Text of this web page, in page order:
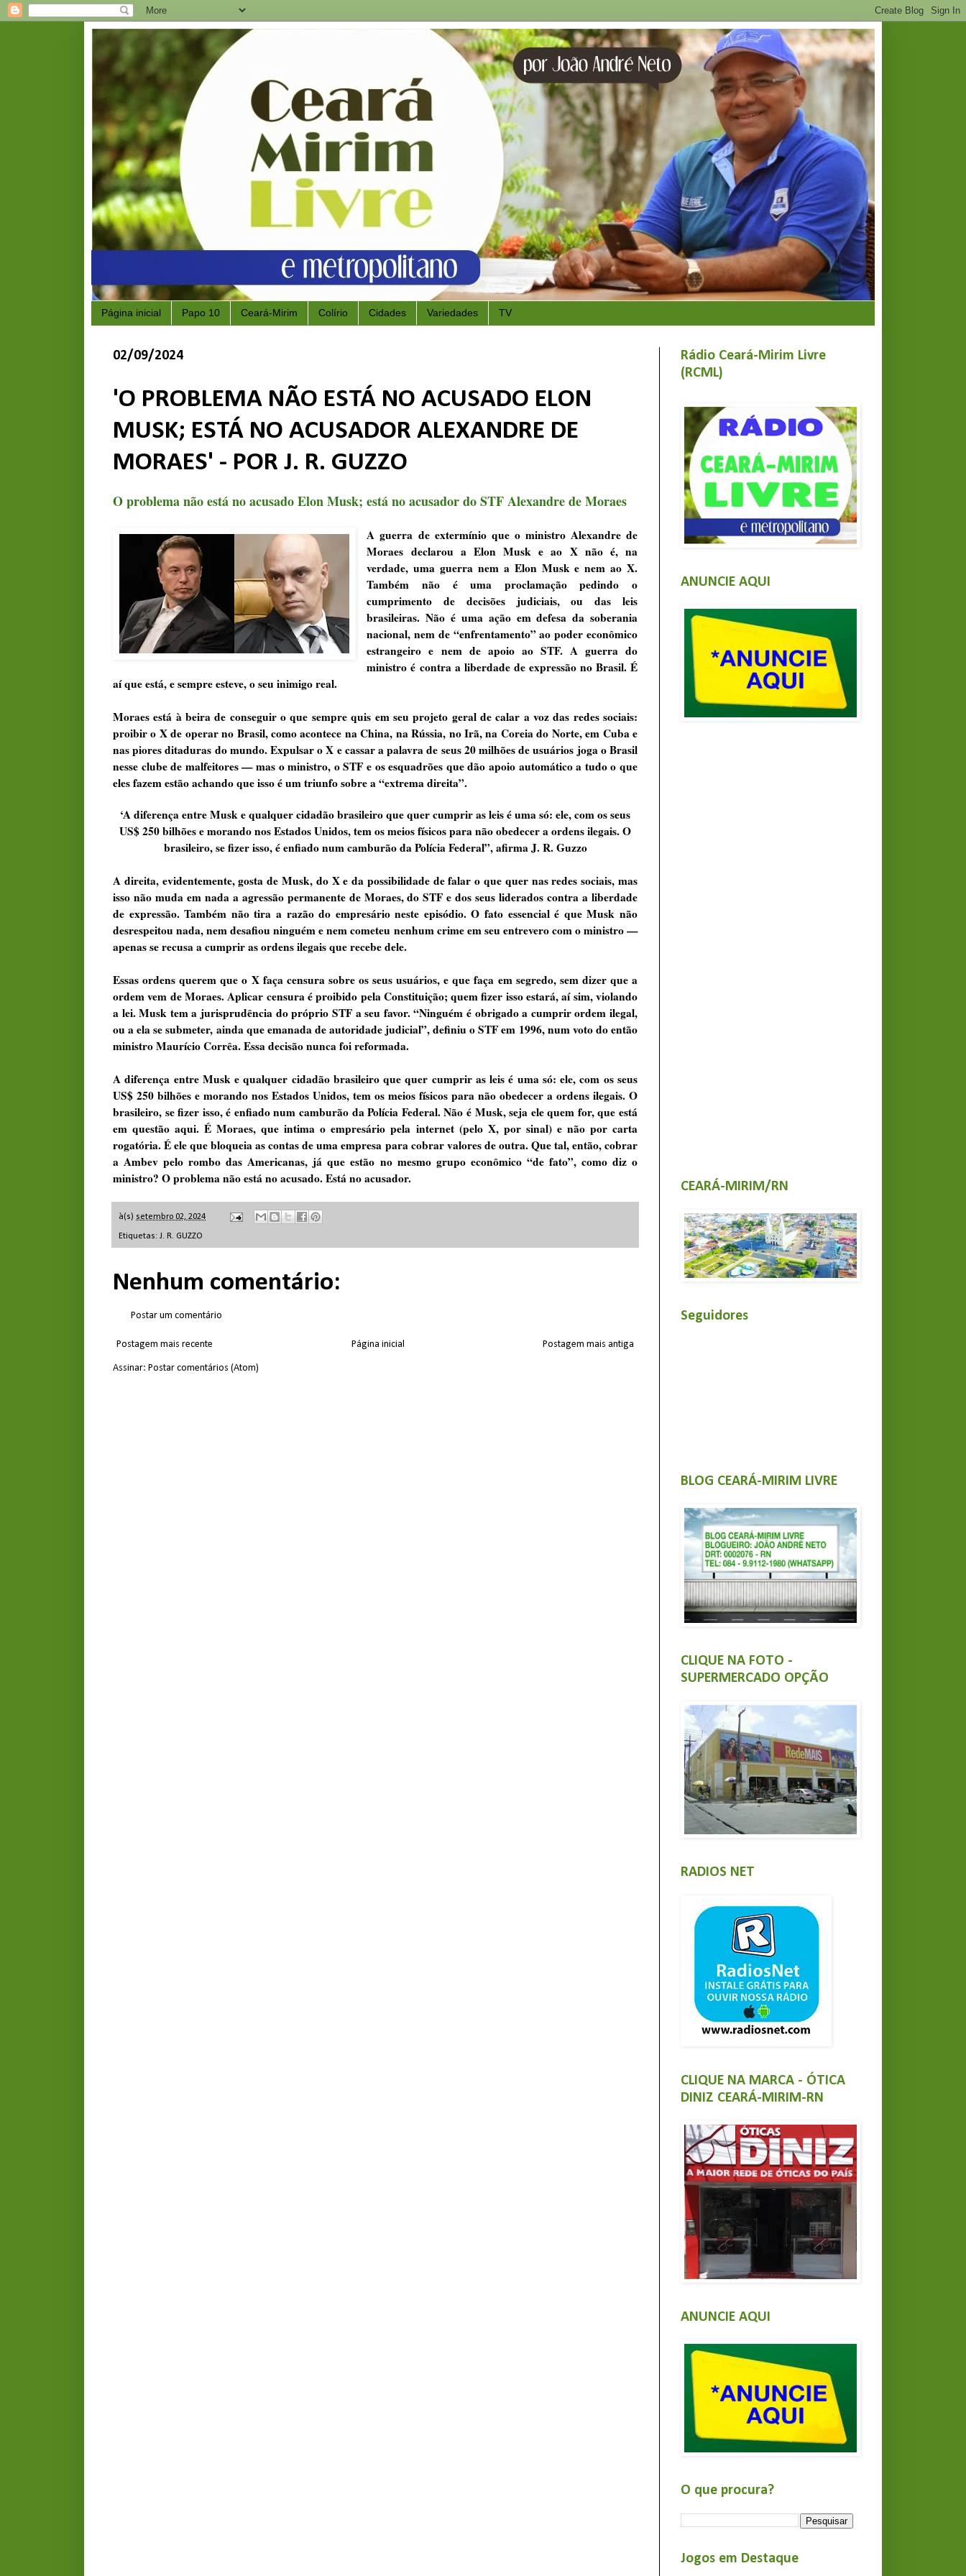
Página inicial Papo 10 Ceará-Mirim Colírio Cidades Variedades TV
02/09/2024
'O PROBLEMA NÃO ESTÁ NO ACUSADO ELON
MUSK; ESTÁ NO ACUSADOR ALEXANDRE DE
MORAES' - POR J. R. GUZZO
O problema não está no acusado Elon Musk; está no acusador do STF Alexandre de Moraes
A guerra de extermínio que o ministro Alexandre de
Moraes declarou a Elon Musk e ao X não é, na
verdade, uma guerra nem a Elon Musk e nem ao X.
Também não é uma proclamação pedindo o
cumprimento de decisões judiciais, ou das leis
brasileiras. Não é uma ação em defesa da soberania
nacional, nem de “enfrentamento” ao poder econômico
estrangeiro e nem de apoio ao STF. A guerra do
ministro é contra a liberdade de expressão no Brasil. É
aí que está, e sempre esteve, o seu inimigo real.
Moraes está à beira de conseguir o que sempre quis em seu projeto geral de calar a voz das redes sociais:
proibir o X de operar no Brasil, como acontece na China, na Rússia, no Irã, na Coreia do Norte, em Cuba e
nas piores ditaduras do mundo. Expulsar o X e cassar a palavra de seus 20 milhões de usuários joga o Brasil
nesse clube de malfeitores — mas o ministro, o STF e os esquadrões que dão apoio automático a tudo o que
eles fazem estão achando que isso é um triunfo sobre a “extrema direita”.
‘A diferença entre Musk e qualquer cidadão brasileiro que quer cumprir as leis é uma só: ele, com os seus
US$ 250 bilhões e morando nos Estados Unidos, tem os meios físicos para não obedecer a ordens ilegais. O
brasileiro, se fizer isso, é enfiado num camburão da Polícia Federal”, afirma J. R. Guzzo
A direita, evidentemente, gosta de Musk, do X e da possibilidade de falar o que quer nas redes sociais, mas
isso não muda em nada a agressão permanente de Moraes, do STF e dos seus liderados contra a liberdade
de expressão. Também não tira a razão do empresário neste episódio. O fato essencial é que Musk não
desrespeitou nada, nem desafiou ninguém e nem cometeu nenhum crime em seu entrevero com o ministro —
apenas se recusa a cumprir as ordens ilegais que recebe dele.
Essas ordens querem que o X faça censura sobre os seus usuários, e que faça em segredo, sem dizer que a
ordem vem de Moraes. Aplicar censura é proibido pela Constituição; quem fizer isso estará, aí sim, violando
a lei. Musk tem a jurisprudência do próprio STF a seu favor. “Ninguém é obrigado a cumprir ordem ilegal,
ou a ela se submeter, ainda que emanada de autoridade judicial”, definiu o STF em 1996, num voto do então
ministro Maurício Corrêa. Essa decisão nunca foi reformada.
A diferença entre Musk e qualquer cidadão brasileiro que quer cumprir as leis é uma só: ele, com os seus
US$ 250 bilhões e morando nos Estados Unidos, tem os meios físicos para não obedecer a ordens ilegais. O
brasileiro, se fizer isso, é enfiado num camburão da Polícia Federal. Não é Musk, seja ele quem for, que está
em questão aqui. É Moraes, que intima o empresário pela internet (pelo X, por sinal) e não por carta
rogatória. É ele que bloqueia as contas de uma empresa para cobrar valores de outra. Que tal, então, cobrar
a Ambev pelo rombo das Americanas, já que estão no mesmo grupo econômico “de fato”, como diz o
ministro? O problema não está no acusado. Está no acusador.
à(s) setembro 02, 2024
Etiquetas: J. R. GUZZO
Nenhum comentário:
Postar um comentário
Postagem mais recente Postagem mais antiga
Página inicial
Assinar: Postar comentários (Atom)
Rádio Ceará-Mirim Livre
(RCML)
ANUNCIE AQUI
CEARÁ-MIRIM/RN
Seguidores
BLOG CEARÁ-MIRIM LIVRE
CLIQUE NA FOTO -
SUPERMERCADO OPÇÃO
RADIOS NET
CLIQUE NA MARCA - ÓTICA
DINIZ CEARÁ-MIRIM-RN
ANUNCIE AQUI
O que procura?
Jogos em Destaque